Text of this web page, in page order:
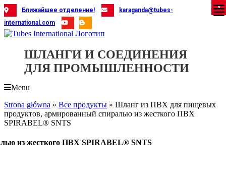
Skip
to
content
Ближайшее отделение!
karaganda@tubes-
international.com
ШЛАНГИ И СОЕДИНЕНИЯ
ДЛЯ ПРОМЫШЛЕННОСТИ
Menu
Strona główna » Все продукты » Шланг из ПВХ для пищевых
продуктов, армированный спиралью из жесткого ПВХ
SPIRABEL® SNTS
из жесткого ПВХ SPIRABEL® SNTS
X
X
X
X
X
X
X
X
X
X
X
X
X
X
X
X
X
X
X